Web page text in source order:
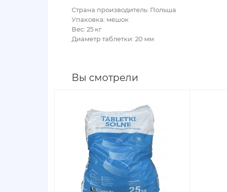
Страна производитель: Польша
Упаковка: мешок
Вес: 25 кг
Диаметр таблетки: 20 мм
Вы смотрели